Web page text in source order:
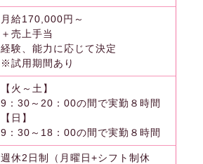
月給170,000円～
＋売上手当
経験、能力に応じて決定
※試用期間あり
【火～土】
9：30～20：00の間で実勤８時間
【日】
9：30～18：00の間で実勤８時間
週休2日制（月曜日+シフト制休